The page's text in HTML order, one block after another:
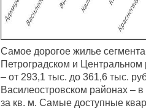
Самое дорогое жилье
Петроградском и Центральном
– от 293,1 тыс. до 361,6 тыс.
Василеостровском районах –
за кв. м. Самые доступные